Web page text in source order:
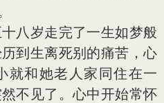
岁走完了一生如梦般
到生离死别的痛苦，心
就和她老人家同住在一
不见了。心中开始常怀